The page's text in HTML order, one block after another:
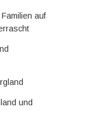
auf
und